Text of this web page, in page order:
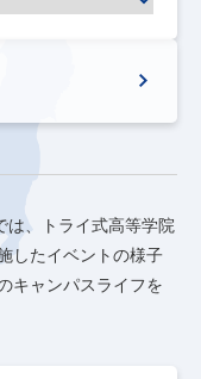
は、トライ式高等学院
したイベントの様子
キャンパスライフを